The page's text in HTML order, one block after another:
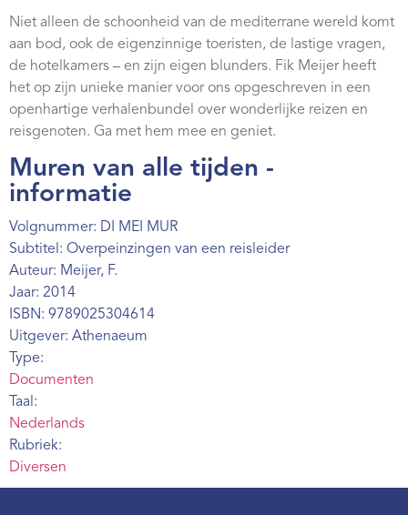
Niet alleen de schoonheid van de mediterrane wereld komt
aan bod, ook de eigenzinnige toeristen, de lastige vragen,
de hotelkamers – en zijn eigen blunders. Fik Meijer heeft
het op zijn unieke manier voor ons opgeschreven in een
openhartige verhalenbundel over wonderlijke reizen en
reisgenoten. Ga met hem mee en geniet.
Muren van alle tijden -
informatie
Volgnummer: DI MEI MUR
Subtitel: Overpeinzingen van een reisleider
Auteur: Meijer, F.
Jaar: 2014
ISBN: 9789025304614
Uitgever: Athenaeum
Type:
Documenten
Taal:
Nederlands
Rubriek:
Diversen